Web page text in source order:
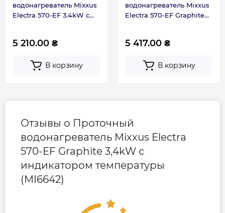
водонагреватель Mixxus
Electra 570-EF 3.4kW с
5 210.00 ₴
В корзину
водонагреватель Mixxus
Electra 570-EF Graphite
5 417.00 ₴
В корзину
Отзывы о Проточный
водонагреватель Mixxus Electra
570-EF Graphite 3,4kW с
индикатором температуры
(MI6642)